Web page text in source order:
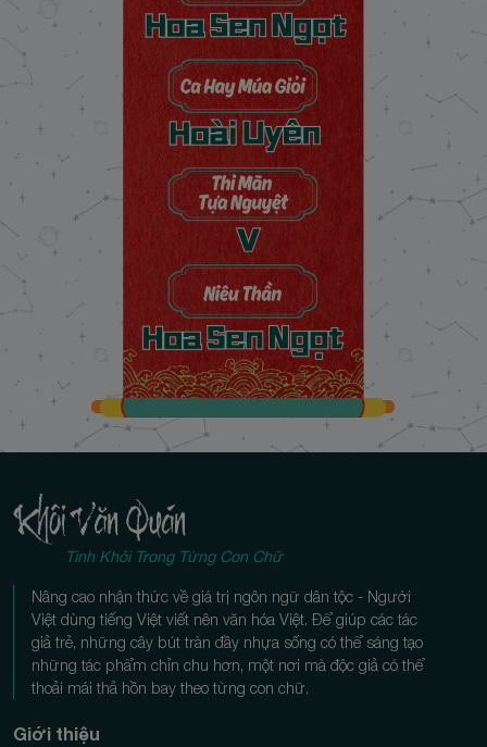
Chương 23: Duyên Kỳ Ngộ
Chương 24: Thế Thân
Chương 25: Quyết Đấu Bí Kĩ
Chương 26: Giấc Mộng Hoàng Lương
Chương 27: Lễ Cưới Kì Lạ
Chương 28 (Cuối): Vinh Quang Một Đời
Tinh Khôi Trong Từng Con Chữ
Nâng cao nhận thức về giá trị ngôn ngữ dân tộc - Người
Việt dùng tiếng Việt viết nên văn hóa Việt. Để giúp các tác
giả trẻ, những cây bút tràn đầy nhựa sống có thể sáng tạo
những tác phẩm chỉn chu hơn, một nơi mà độc giả có thể
thoải mái thả hồn bay theo từng con chữ.
Giới thiệu